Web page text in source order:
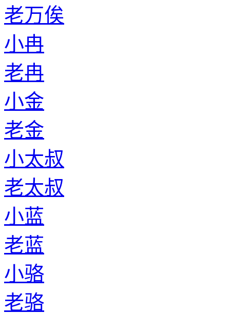
老万俟
小冉
老冉
小金
老金
小太叔
老太叔
小蓝
老蓝
小骆
老骆